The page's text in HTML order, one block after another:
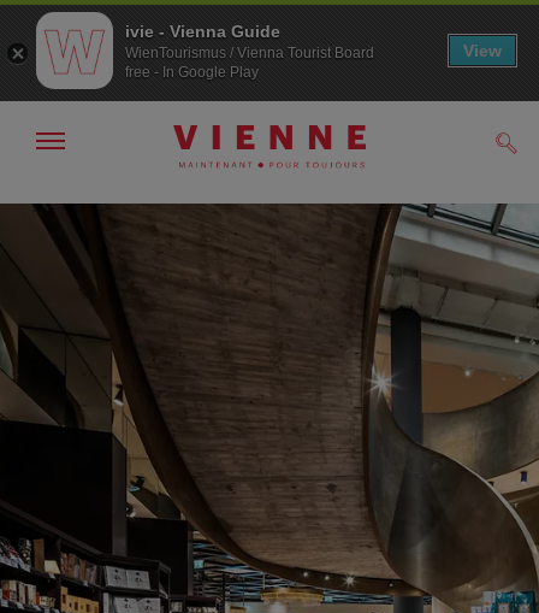
Navigation
Contenu
Afficher
la
navigation
ivie - Vienna Guide
WienTourismus / Vienna Tourist Board
free - In Google Play
View